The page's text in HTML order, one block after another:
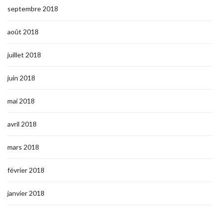
septembre 2018
août 2018
juillet 2018
juin 2018
mai 2018
avril 2018
mars 2018
février 2018
janvier 2018